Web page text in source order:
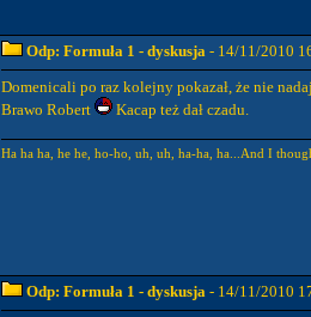
Odp: Formuła 1 - dyskusja- 14/11/2010
Domenicali po raz kolejny pokazał, że nie
Brawo Robert
Kacap też dał czadu.
Ha ha ha, he he, ho-ho, uh, uh, ha-ha, ha...And I
Odp: Formuła 1 - dyskusja- 14/11/2010